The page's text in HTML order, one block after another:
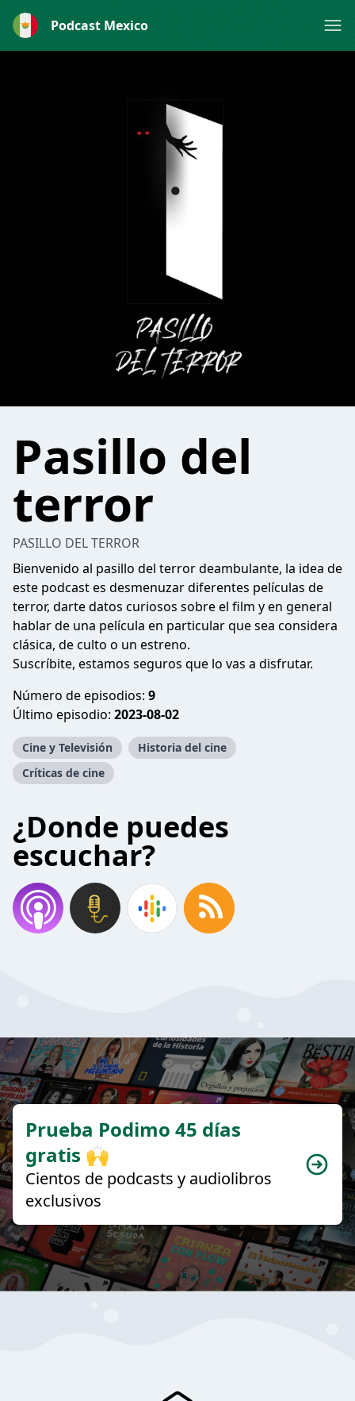
Podcast Mexico
Pasillo del
terror
PASILLO DEL TERROR
Bienvenido al pasillo del terror deambulante, la idea de
este podcast es desmenuzar diferentes películas de
terror, darte datos curiosos sobre el film y en general
hablar de una película en particular que sea considera
clásica, de culto o un estreno.
Suscríbite, estamos seguros que lo vas a disfrutar.
Número de episodios: 9
Último episodio: 2023-08-02
Cine y Televisión
Historia del cine
Críticas de cine
¿Donde puedes
escuchar?
Prueba Podimo 45 días
gratis 🙌
Cientos de podcasts y audiolibros
exclusivos